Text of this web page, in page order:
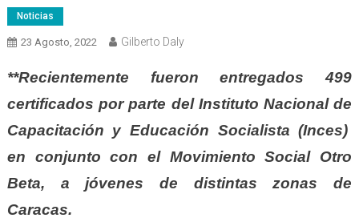
Noticias
23 Agosto, 2022 Gilberto Daly
**Recientemente fueron entregados 499
certificados por parte del Instituto Nacional de
Capacitación y Educación Socialista (Inces)
en conjunto con el Movimiento Social Otro
Beta, a jóvenes de distintas zonas de
Caracas.